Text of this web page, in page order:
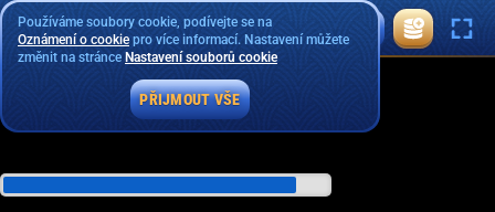
Používáme soubory cookie, podívejte se na
Oznámení o cookiepro více informací. Nastavení můžete
změnit na stránce Nastavení souborů cookie
PŘIJMOUT VŠE